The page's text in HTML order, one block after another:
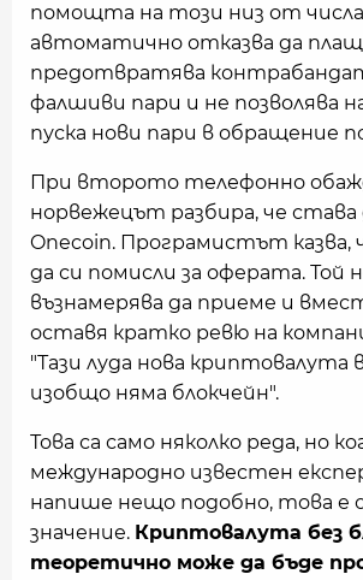
помощта на този низ от
автоматично отказва да
предотвратява
фалшиви пари и не позволява
пуска нови пари в обращение
При второто телефонно
норвежецът разбира, че става
Onecoin. Програмистът казва,
да си помисли за оферата. Той
възнамерява да приеме и
оставя кратко ревю на
"Тази луда нова криптовалута
изобщо няма блокчейн".
Това са само няколко реда, но
международно известен
напише нещо подобно, това е
значение. Криптовалута без
теоретично може да бъде